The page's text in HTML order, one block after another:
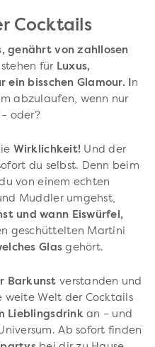
Cocktails
genährt von zahllosen
für Luxus,
ein bisschen Glamour. In
abzulaufen, wenn nur
oder?
Wirklichkeit! Und der
du selbst. Denn beim
von einem echten
Muddler umgehst,
und wann Eiswürfel,
geschüttelten Martini
Glas gehört.
Barkunst verstanden und
weite Welt der Cocktails
Lieblingsdrinkan – und
Ab sofort finden